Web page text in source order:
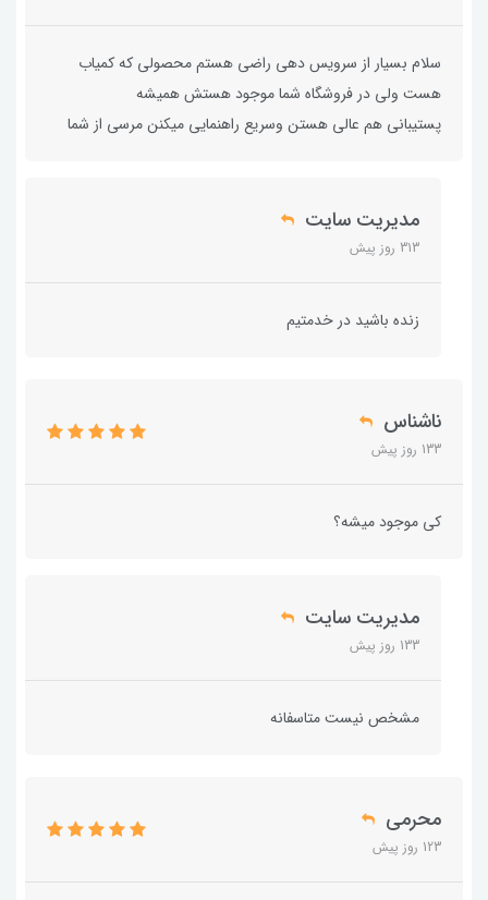
سلام بسیار از سرویس دهی راضی هستم محصولی که کمیاب
هست ولی در فروشگاه شما موجود هستش همیشه
پستیبانی هم عالی هستن وسریع راهنمایی میکنن مرسی از شما
مدیریت سایت
313 روز پیش
زنده باشید در خدمتیم
ناشناس
133 روز پیش
کی موجود میشه؟
مدیریت سایت
133 روز پیش
مشخص نیست متاسفانه
محرمی
123 روز پیش